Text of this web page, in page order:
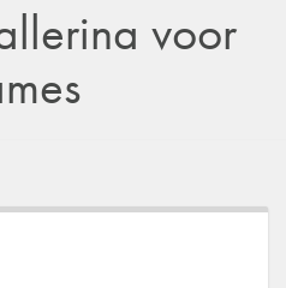
voor